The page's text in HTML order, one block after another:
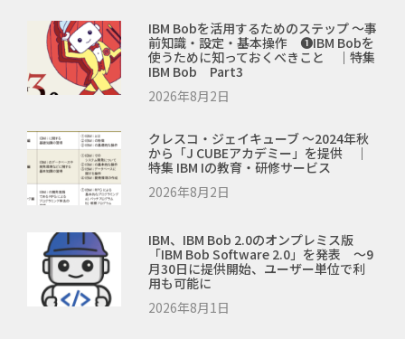
IBM Bobを活用するためのステップ ～事
前知識・設定・基本操作 ❶IBM Bobを
使うために知っておくべきこと ｜特集
IBM Bob Part3
2026年8月2日
クレスコ・ジェイキューブ ～2024年秋
から「J CUBEアカデミー」を提供 ｜
特集 IBM Iの教育・研修サービス
2026年8月2日
IBM、IBM Bob 2.0のオンプレミス版
「IBM Bob Software 2.0」を発表 ～9
月30日に提供開始、ユーザー単位で利
用も可能に
2026年8月1日